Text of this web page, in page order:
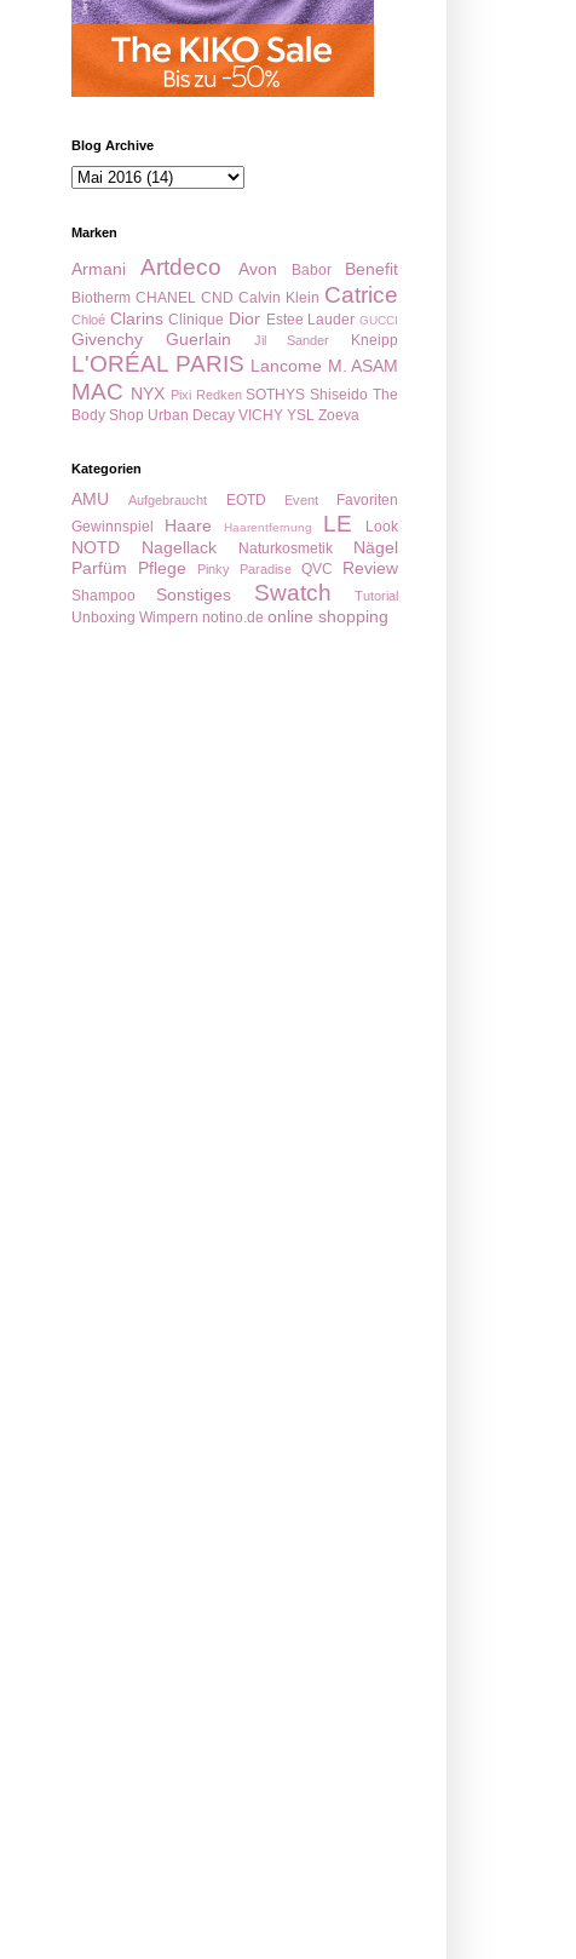
Blog Archive
Marken
Armani Artdeco Avon Babor Benefit
Biotherm CHANEL CND Calvin Klein Catrice
Chloé Clarins Clinique Dior Estee Lauder GUCCI
Givenchy Guerlain Jil Sander Kneipp
L'ORÉAL PARIS Lancome M. ASAM
MAC NYX Pixi Redken SOTHYS Shiseido The
Body Shop Urban Decay VICHY YSL Zoeva
Kategorien
AMU Aufgebraucht EOTD Event
Favoriten
Gewinnspiel
Haare Haarentfernung LE Look
NOTD Nagellack Naturkosmetik
Nägel
Parfüm
Pflege Pinky Paradise QVC Review
Shampoo Sonstiges Swatch Tutorial
Unboxing Wimpern notino.de online shopping